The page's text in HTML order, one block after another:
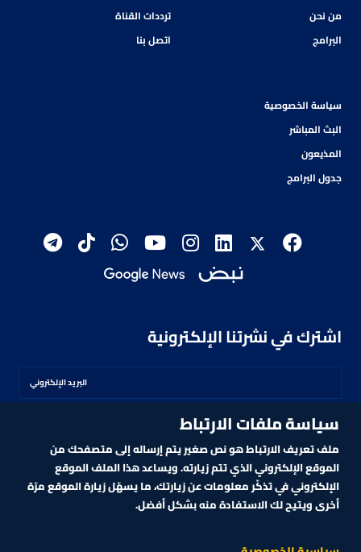
من نحن
البرامج
ترددات القناة
اتصل بنا
سياسة الخصوصية
البث المباشر
المذيعون
جدول البرامج
اشترك في نشرتنا الإلكترونية
اشترك
2026
CNBCARABIA.COM. ALL RIGHTS RESERVED
سياسة ملفات الارتباط
ملف تعريف الارتباط هو نص صغير يتم إرساله إلى متصفحك من
الموقع الإلكتروني الذي تتم زيارته. ويساعد هذا الملف الموقع
الإلكتروني في تذكّر معلومات عن زيارتك، ما يسهّل زيارة الموقع مرّة
أخرى ويتيح لك الاستفادة منه بشكل أفضل.